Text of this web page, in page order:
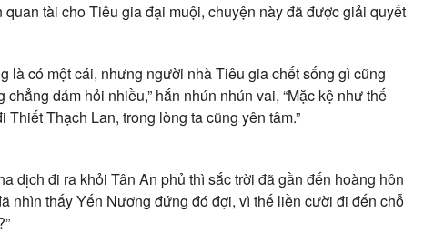
tài cho Tiêu gia đại muội, chuyện này đã được giải quyết
là có một cái, nhưng người nhà Tiêu gia chết sống gì cũng
dám hỏi nhiều,” hắn nhún nhún vai, “Mặc kệ như thế
Thạch Lan, trong lòng ta cũng yên tâm.”
dịch đi ra khỏi Tân An phủ thì sắc trời đã gần đến hoàng hôn
nhìn thấy Yến Nương đứng đó đợi, vì thế liền cười đi đến chỗ